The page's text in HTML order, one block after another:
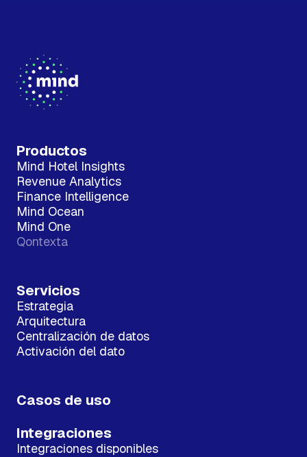
Productos
Mind Hotel Insights
Revenue Analytics
Finance Intelligence
Mind Ocean
Mind One
Qontexta
Servicios
Estrategia
Arquitectura
Centralización de datos
Activación del dato
Casos de uso
Integraciones
Integraciones disponibles